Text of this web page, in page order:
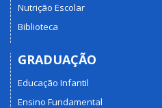
Nutrição Escolar
Biblioteca
GRADUAÇÃO
Educação Infantil
Ensino Fundamental